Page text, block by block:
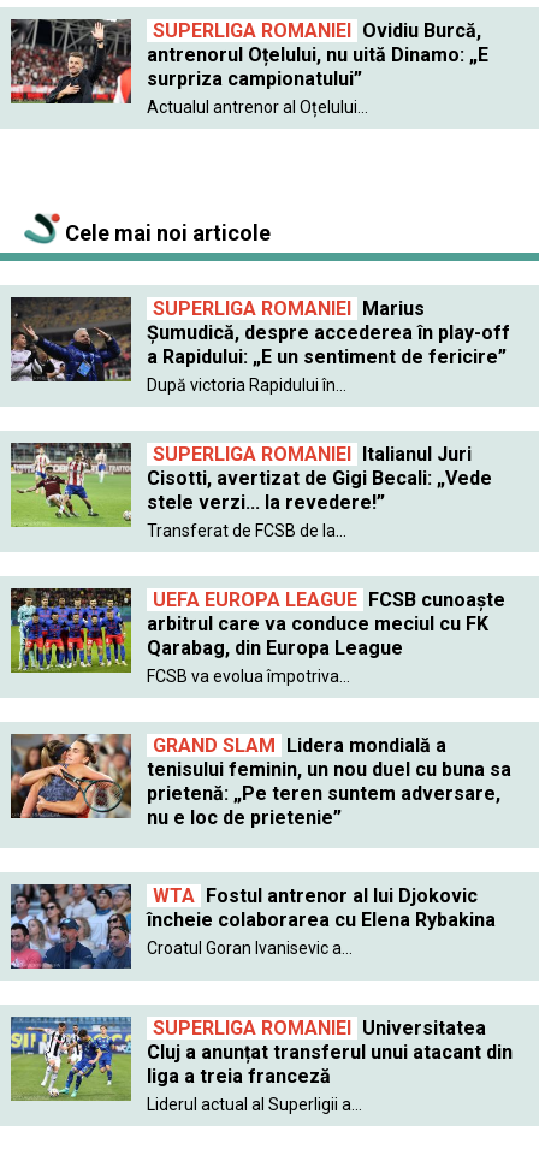
SUPERLIGA ROMANIEI
Ovidiu Burcă,
antrenorul Oțelului, nu uită Dinamo: „E
surpriza campionatului”
Actualul antrenor al Oțelului...
Cele mai noi articole
SUPERLIGA ROMANIEI
Marius
Șumudică, despre accederea în play-off
a Rapidului: „E un sentiment de fericire”
După victoria Rapidului în...
SUPERLIGA ROMANIEI
Italianul Juri
Cisotti, avertizat de Gigi Becali: „Vede
stele verzi... la revedere!”
Transferat de FCSB de la...
UEFA EUROPA LEAGUE
FCSB cunoaște
arbitrul care va conduce meciul cu FK
Qarabag, din Europa League
FCSB va evolua împotriva...
GRAND SLAM
Lidera mondială a
tenisului feminin, un nou duel cu buna sa
prietenă: „Pe teren suntem adversare,
nu e loc de prietenie”
WTA
Fostul antrenor al lui Djokovic
încheie colaborarea cu Elena Rybakina
Croatul Goran Ivanisevic a...
SUPERLIGA ROMANIEI
Universitatea
Cluj a anunțat transferul unui atacant din
liga a treia franceză
Liderul actual al Superligii a...